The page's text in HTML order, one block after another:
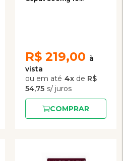
R$ 219,00
4x de R$
54,75
COMPRAR